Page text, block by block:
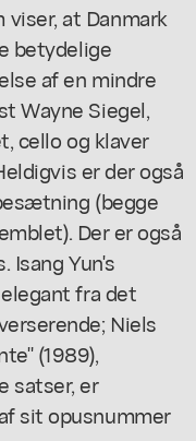
at Danmark
betydelige
af en mindre
Wayne Siegel,
cello og klaver
er der også
(begge
Der er også
Isang Yun's
fra det
Niels
(1989),
satser, er
sit opusnummer